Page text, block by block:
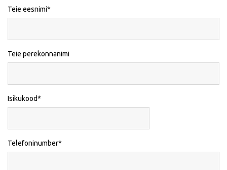
Teie eesnimi
Teie perekonnanimi
Isikukood
Telefoninumber